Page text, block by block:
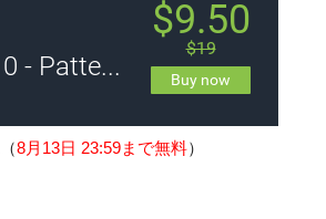
（8月13日 23:59まで無料）